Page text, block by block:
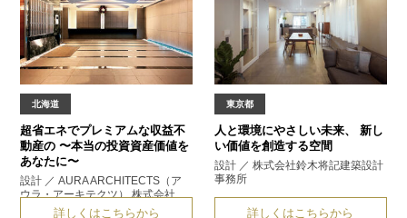
北海道
超省エネでプレミアムな収益不
動産の〜本当の投資資産価値を
あなたに〜
設計 ／ AURA ARCHITECTS（ア
ウラ・アーキテクツ） 株式会社
詳しくはこちらから
東京都
人と環境にやさしい未来、新し
い価値を創造する空間
設計 ／ 株式会社鈴木将記建築設計
事務所
詳しくはこちらから